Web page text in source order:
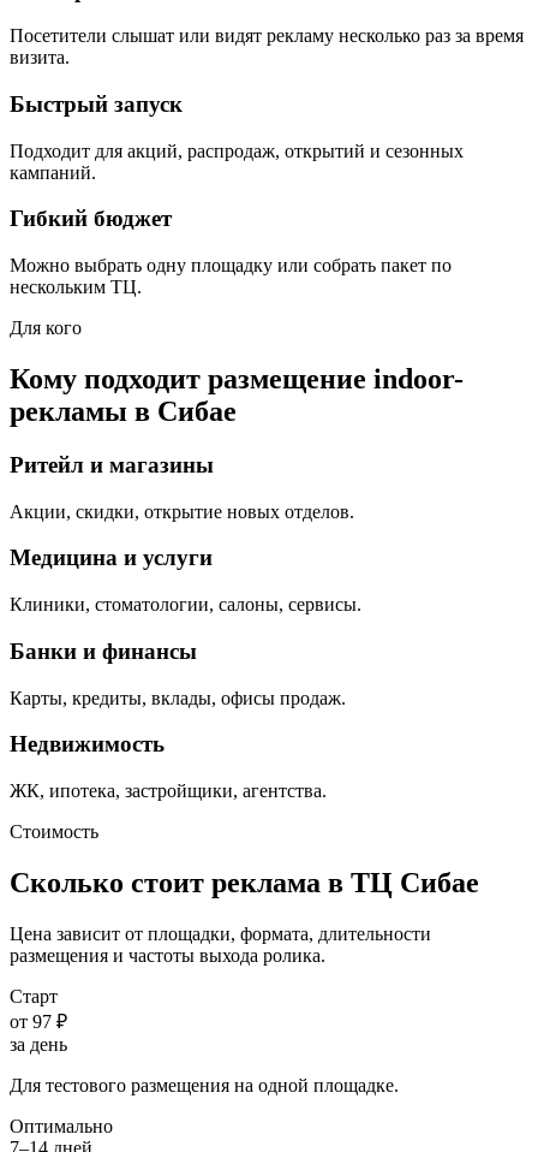
Посетители слышат или видят рекламу несколько раз за время
визита.
Быстрый запуск
Подходит для акций, распродаж, открытий и сезонных
кампаний.
Гибкий бюджет
Можно выбрать одну площадку или собрать пакет по
нескольким ТЦ.
Для кого
Кому подходит размещение indoor-
рекламы в Сибае
Ритейл и магазины
Акции, скидки, открытие новых отделов.
Медицина и услуги
Клиники, стоматологии, салоны, сервисы.
Банки и финансы
Карты, кредиты, вклады, офисы продаж.
Недвижимость
ЖК, ипотека, застройщики, агентства.
Стоимость
Сколько стоит реклама в ТЦ Сибае
Цена зависит от площадки, формата, длительности
размещения и частоты выхода ролика.
Старт
от 97 ₽
за день
Для тестового размещения на одной площадке.
Оптимально
7–14 дней